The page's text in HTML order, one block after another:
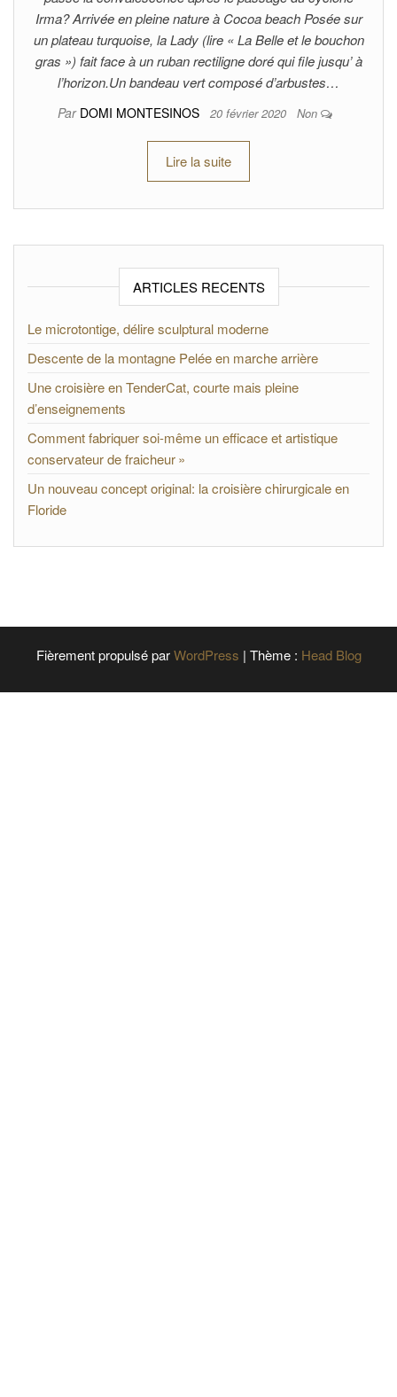
Irma? Arrivée en pleine nature à Cocoa beach Posée sur
un plateau turquoise, la Lady (lire « La Belle et le bouchon
gras ») fait face à un ruban rectiligne doré qui file jusqu’ à
l’horizon.Un bandeau vert composé d’arbustes…
Par DOMI MONTESINOS 20 février 2020 Non
Lire la suite
ARTICLES RECENTS
Le microtontige, délire sculptural moderne
Descente de la montagne Pelée en marche arrière
Une croisière en TenderCat, courte mais pleine
d’enseignements
Comment fabriquer soi-même un efficace et artistique
conservateur de fraicheur »
Un nouveau concept original: la croisière chirurgicale en
Floride
Fièrement propulsé parWordPress | Thème : Head Blog